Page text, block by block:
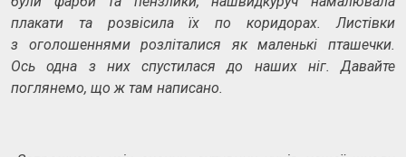
плакати та розвісила їх по коридорах. Листівки
з оголошеннями розліталися як маленькі пташечки.
Ось одна з них спустилася до наших ніг. Давайте
поглянемо, що ж там написано.